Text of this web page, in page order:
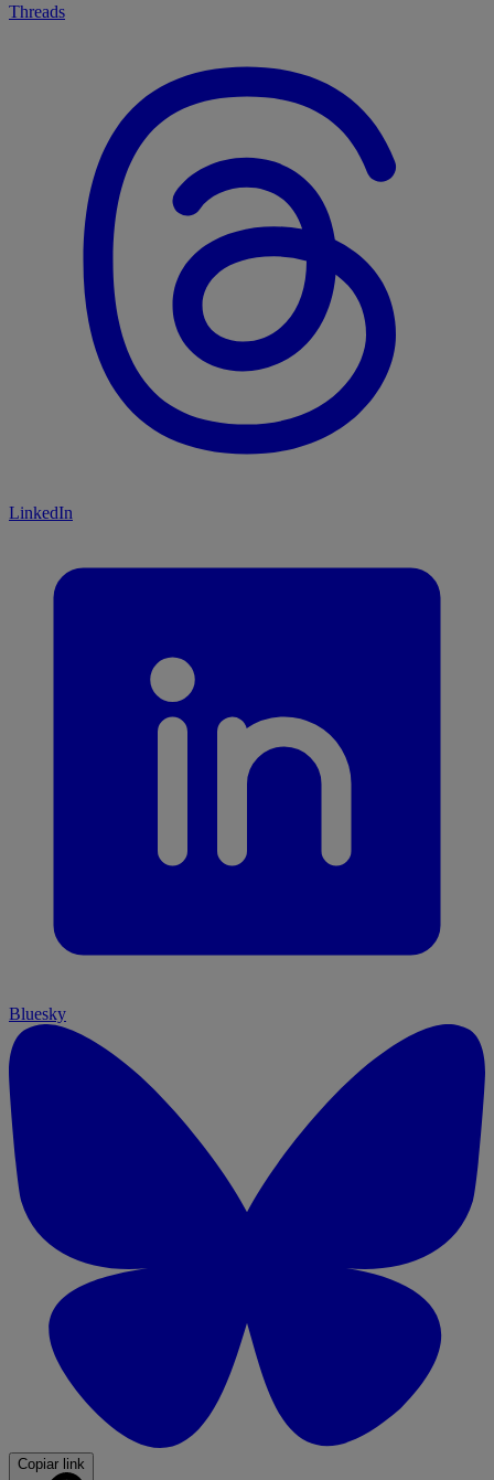
Threads
LinkedIn
Bluesky
Copiar link